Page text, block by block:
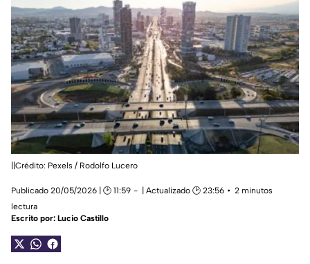
||Crédito: Pexels / Rodolfo Lucero
Publicado 20/05/2026 | 🕑 11:59 | Actualizado 🕑 23:56
2 minutos
lectura
Escrito por: Lucio Castillo